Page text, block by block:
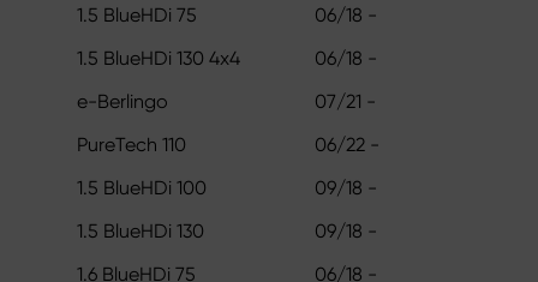
1.5 BlueHDi 75
06/18 -
1.5 BlueHDi 130 4x4
06/18 -
e-Berlingo
07/21 -
PureTech 110
06/22 -
1.5 BlueHDi 100
09/18 -
1.5 BlueHDi 130
09/18 -
1.6 BlueHDi 75
06/18 -